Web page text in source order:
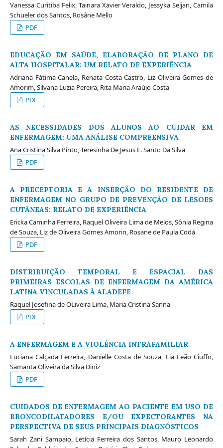
Vanessa Curitiba Felix, Tainara Xavier Veraldo, Jessyka Seljan, Camila
Schueler dos Santos, Rosâne Mello
PDF
EDUCAÇÃO EM SAÚDE, ELABORAÇÃO DE PLANO DE
ALTA HOSPITALAR: UM RELATO DE EXPERIÊNCIA
Adriana Fátima Canela, Renata Costa Castro, Liz Oliveira Gomes de
Amorim, Silvana Luzia Pereira, Rita Maria Araújo Costa
PDF
AS NECESSIDADES DOS ALUNOS AO CUIDAR EM
ENFERMAGEM: UMA ANÁLISE COMPREENSIVA
Ana Cristina Silva Pinto, Teresinha De Jesus E. Santo Da Silva
PDF
A PRECEPTORIA E A INSERÇÃO DO RESIDENTE DE
ENFERMAGEM NO GRUPO DE PREVENÇÃO DE LESOES
CUTÂNEAS: RELATO DE EXPERIÊNCIA
Ericka Caminha Ferreira, Raquel Oliveira Lima de Melos, Sônia Regina
de Souza, Liz de Oliveira Gomes Amorin, Rosane de Paula Codá
PDF
DISTRIBUIÇÃO TEMPORAL E ESPACIAL DAS
PRIMEIRAS ESCOLAS DE ENFERMAGEM DA AMÉRICA
LATINA VINCULADAS À ALADEFE
Raquel Josefina de OLiveira Lima, Maria Cristina Sanna
PDF
A ENFERMAGEM E A VIOLÊNCIA INTRAFAMILIAR
Luciana Calçada Ferreira, Danielle Costa de Souza, Lia Leão Ciuffo,
Samanta Oliveira da Silva Diniz
PDF
CUIDADOS DE ENFERMAGEM AO PACIENTE EM USO DE
BRONCODILATADORES E/OU EXPECTORANTES NA
PERSPECTIVA DE SEUS PRINCIPAIS DIAGNÓSTICOS
Sarah Zani Sampaio, Letícia Ferreira dos Santos, Mauro Leonardo